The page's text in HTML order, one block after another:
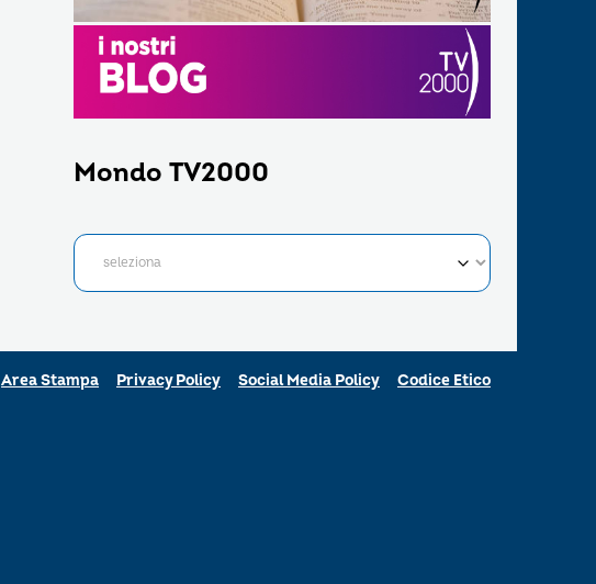
Mondo TV2000
Area Stampa Privacy Policy Social Media Policy Codice Etico